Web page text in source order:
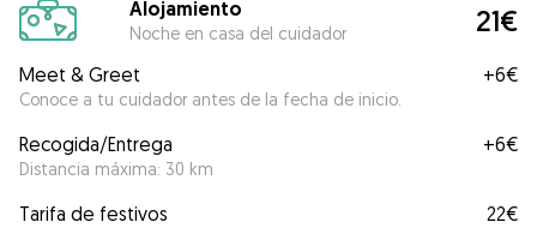
Alojamiento
Noche en casa del cuidador 21€
Meet & Greet
Conoce a tu cuidador antes de la fecha de inicio.
+6€
Recogida/Entrega
Distancia máxima: 30 km
+6€
Tarifa de festivos
22€